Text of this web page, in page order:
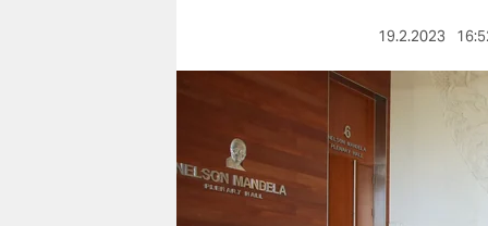
nord
wahrheit
19.2.2023